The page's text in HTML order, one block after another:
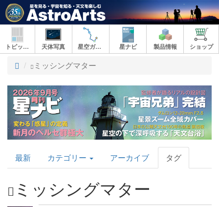
トピックス 天体写真 星空ガイド 星ナビ 製品情報 ショップ
ト
プ
ミッシングマター
AstroArts
Topics
最新 カテゴリー アーカイブ タグ
ミッシングマター